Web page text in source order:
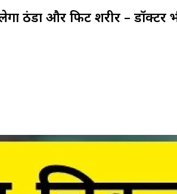
ठंडा और फिट शरीर – डॉक्टर